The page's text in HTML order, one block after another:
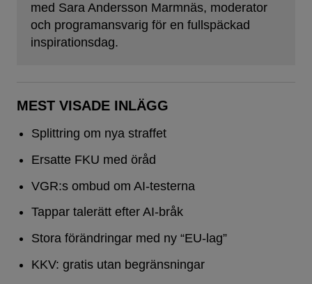
med Sara Andersson Marmnäs, moderator
och programansvarig för en fullspäckad
inspirationsdag.
MEST VISADE INLÄGG
Splittring om nya straffet
Ersatte FKU med öråd
VGR:s ombud om AI-testerna
Tappar talerätt efter AI-bråk
Stora förändringar med ny “EU-lag”
KKV: gratis utan begränsningar